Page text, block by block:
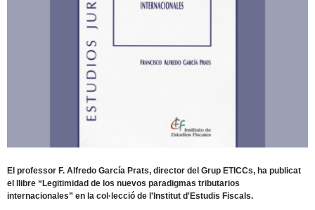
El professor F. Alfredo García Prats, director del Grup ETICCs, ha publicat
el llibre “Legitimidad de los nuevos paradigmas tributarios
internacionales” en la col·lecció de l'Institut d'Estudis Fiscals.